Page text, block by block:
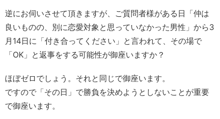
逆にお伺いさせて頂きますが、ご質問者様がある日「仲は
良いものの、別に恋愛対象と思っていなかった男性」から3
月14日に「付き合ってください」と言われて、その場で
「OK」と返事をする可能性が御座いますか？
ほぼゼロでしょう。それと同じで御座います。
ですので「その日」で勝負を決めようとしないことが重要
で御座います。